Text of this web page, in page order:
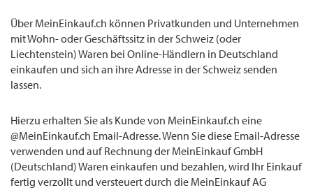
Über MeinEinkauf.ch können Privatkunden und Unternehmen
mit Wohn- oder Geschäftssitz in der Schweiz (oder
Liechtenstein) Waren bei Online-Händlern in Deutschland
einkaufen und sich an ihre Adresse in der Schweiz senden
lassen.
Hierzu erhalten Sie als Kunde von MeinEinkauf.ch eine
@MeinEinkauf.ch Email-Adresse. Wenn Sie diese Email-Adresse
verwenden und auf Rechnung der MeinEinkauf GmbH
(Deutschland) Waren einkaufen und bezahlen, wird Ihr Einkauf
fertig verzollt und versteuert durch die MeinEinkauf AG